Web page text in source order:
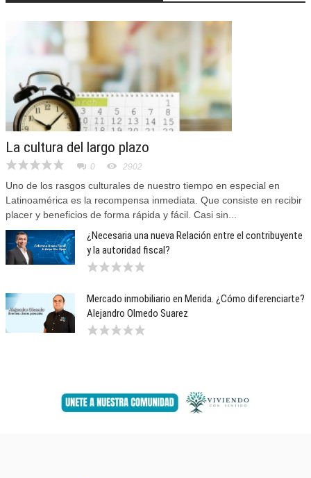
La cultura del largo plazo
0 2902
Uno de los rasgos culturales de nuestro tiempo en especial en
Latinoamérica es la recompensa inmediata. Que consiste en recibir
placer y beneficios de forma rápida y fácil. Casi sin...
¿Necesaria una nueva Relación entre el contribuyente
y la autoridad fiscal?
Mercado inmobiliario en Merida. ¿Cómo diferenciarte?
Alejandro Olmedo Suarez